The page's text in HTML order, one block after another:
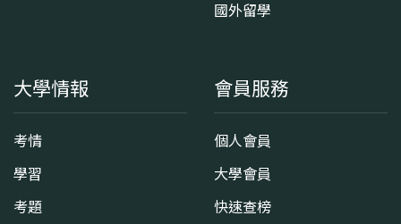
國外留學
大學情報
考情
學習
考題
會員服務
個人會員
大學會員
快速查榜